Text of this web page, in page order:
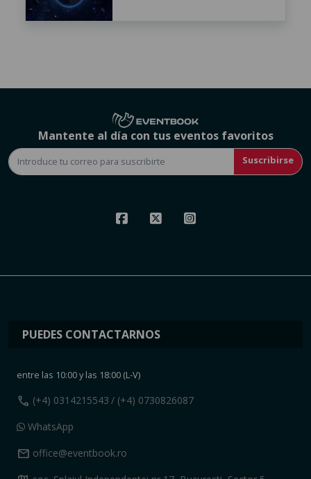
Mantente al día con tus eventos favoritos
Suscribirse
PUEDES CONTACTARNOS
entre las 10:00 y las 18:00 (L-V)
call (+4) 0314215543 / (+4) 0730826087
WhatsApp
mail office@eventbook.ro